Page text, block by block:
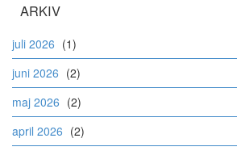
ARKIV
juli 2026 (1)
juni 2026 (2)
maj 2026 (2)
april 2026 (2)